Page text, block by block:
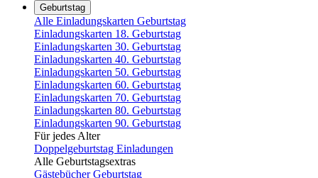
Geburtstag
Alle Einladungskarten Geburtstag
Einladungskarten 18. Geburtstag
Einladungskarten 30. Geburtstag
Einladungskarten 40. Geburtstag
Einladungskarten 50. Geburtstag
Einladungskarten 60. Geburtstag
Einladungskarten 70. Geburtstag
Einladungskarten 80. Geburtstag
Einladungskarten 90. Geburtstag
Für jedes Alter
Doppelgeburtstag Einladungen
Alle Geburtstagsextras
Gästebücher Geburtstag